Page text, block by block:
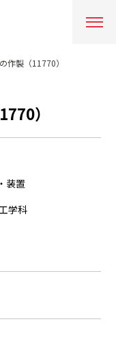
作製（11770）
）
装置
学科